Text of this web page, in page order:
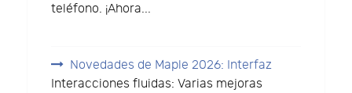
teléfono. ¡Ahora...
Novedades de Maple 2026: Interfaz
Interacciones fluidas: Varias mejoras